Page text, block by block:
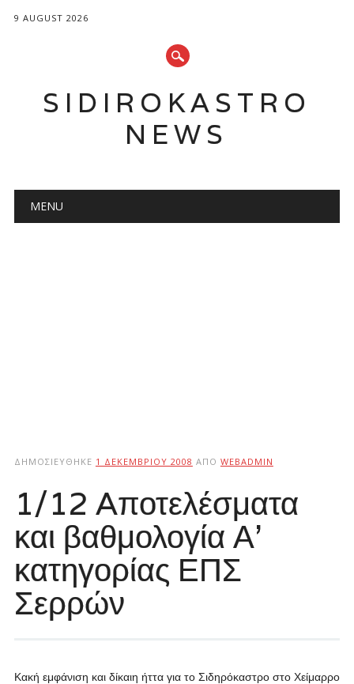
9 AUGUST 2026
SIDIROKASTRO
NEWS
Main menu
MENU
ΔΗΜΟΣΙΕΎΘΗΚΕ 1 ΔΕΚΕΜΒΡΊΟΥ 2008 ΑΠΌ WEBADMIN
1/12 Aποτελέσματα
και βαθμολογία Α’
κατηγορίας ΕΠΣ
Σερρών
Κακή εμφάνιση και δίκαιη ήττα για το Σιδηρόκαστρο στο Χείμαρρο